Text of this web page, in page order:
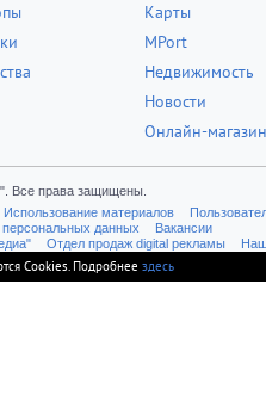
Карты
MPort
Недвижимость
Новости
Онлайн-магазин
права защищены.
Использование материалов
данных
Вакансии
Отдел продаж digital рекламы
Cookies. Подробнее здесь